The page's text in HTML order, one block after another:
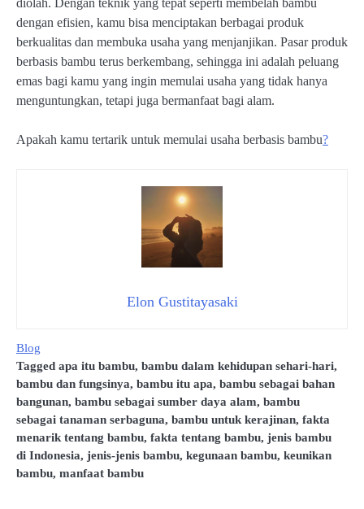
dengan efisien, kamu bisa menciptakan berbagai produk
berkualitas dan membuka usaha yang menjanjikan. Pasar produk
berbasis bambu terus berkembang, sehingga ini adalah peluang
emas bagi kamu yang ingin memulai usaha yang tidak hanya
menguntungkan, tetapi juga bermanfaat bagi alam.
Apakah kamu tertarik untuk memulai usaha berbasis bambu?
Elon Gustitayasaki
Blog
Tagged apa itu bambu, bambu dalam kehidupan sehari-hari,
bambu dan fungsinya, bambu itu apa, bambu sebagai bahan
bangunan, bambu sebagai sumber daya alam, bambu
sebagai tanaman serbaguna, bambu untuk kerajinan, fakta
menarik tentang bambu, fakta tentang bambu, jenis bambu
di Indonesia, jenis-jenis bambu, kegunaan bambu, keunikan
bambu, manfaat bambu